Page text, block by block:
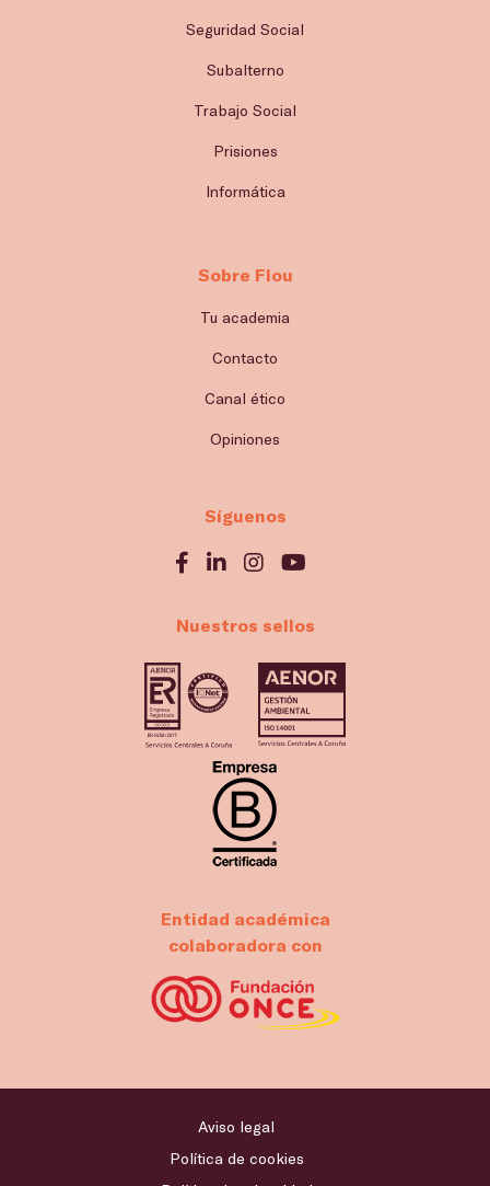
Seguridad Social
Subalterno
Trabajo Social
Prisiones
Informática
Sobre Flou
Tu academia
Contacto
Canal ético
Opiniones
Síguenos
Nuestros sellos
Entidad académica
colaboradora con
Aviso legal
Política de cookies